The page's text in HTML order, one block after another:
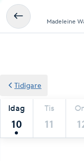
Madeleine
Idag
10
Tis
11
Tidigare